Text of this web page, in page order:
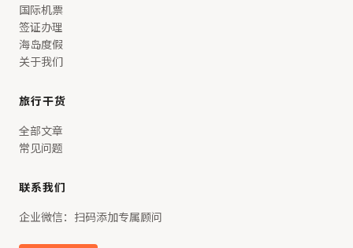
国际机票
签证办理
海岛度假
关于我们
旅行干货
全部文章
常见问题
联系我们
企业微信：扫码添加专属顾问